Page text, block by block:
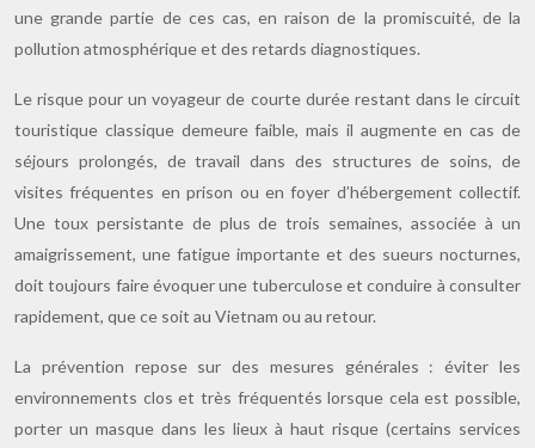
une grande partie de ces cas, en raison de la promiscuité, de la
pollution atmosphérique et des retards diagnostiques.
Le risque pour un voyageur de courte durée restant dans le circuit
touristique classique demeure faible, mais il augmente en cas de
séjours prolongés, de travail dans des structures de soins, de
visites fréquentes en prison ou en foyer d’hébergement collectif.
Une toux persistante de plus de trois semaines, associée à un
amaigrissement, une fatigue importante et des sueurs nocturnes,
doit toujours faire évoquer une tuberculose et conduire à consulter
rapidement, que ce soit au Vietnam ou au retour.
La prévention repose sur des mesures générales : éviter les
environnements clos et très fréquentés lorsque cela est possible,
porter un masque dans les lieux à haut risque (certains services